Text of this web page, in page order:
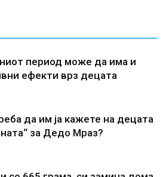
период може да има и
ефекти врз децата
да им ја кажете на децата
за Дедо Мраз?